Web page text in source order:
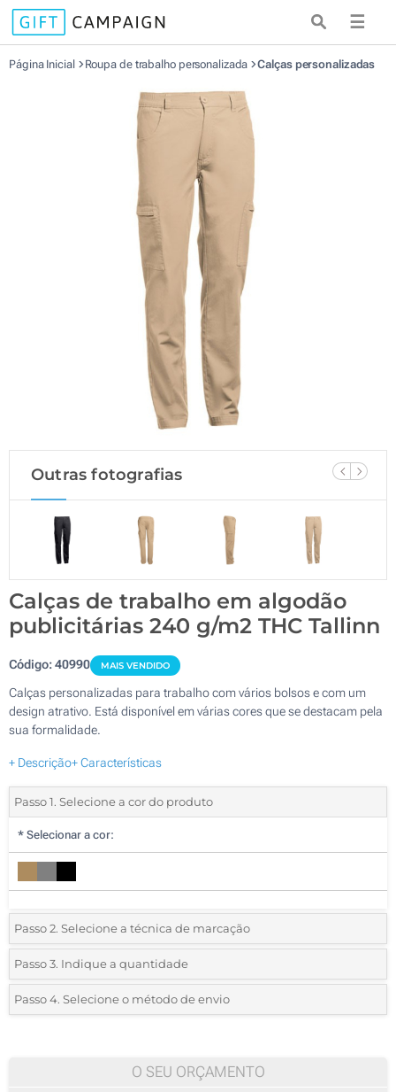
☰
Página Inicial Roupa de trabalho personalizada Calças personalizadas
Outras fotografias
Calças de trabalho em algodão
publicitárias 240 g/m2 THC Tallinn
Código:40990 MAIS VENDIDO
Calças personalizadas para trabalho com vários bolsos e com um
design atrativo. Está disponível em várias cores que se destacam pela
sua formalidade.
+ Descrição+ Características
Passo 1. Selecione a cor do produto
* Selecionar a cor:
Passo 2. Selecione a técnica de marcação
*Selecione o tipo de marcação e as cores do logotipo:
1 Cor (No bolso)
Passo 3. Indique a quantidade
*Pedido mínimo 5 (total de pedido)
Passo 4. Selecione o método de envio
O SEU ORÇAMENTO